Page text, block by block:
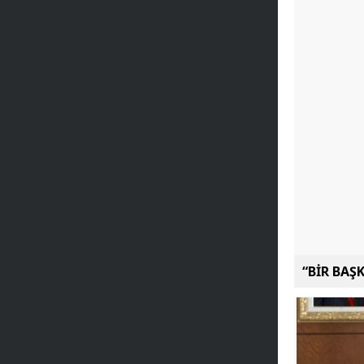
“BİR